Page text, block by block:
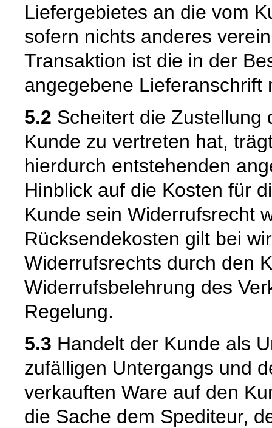
Liefergebietes an die vom
sofern nichts anderes
Transaktion ist die in der
angegebene Lieferanschrift
5.2 Scheitert die Zustellung
Kunde zu vertreten hat,
hierdurch entstehenden
Hinblick auf die Kosten für
Kunde sein Widerrufsrecht
Rücksendekosten gilt bei
Widerrufsrechts durch den
Widerrufsbelehrung des
Regelung.
5.3 Handelt der Kunde als
zufälligen Untergangs und
verkauften Ware auf den
die Sache dem Spediteur,